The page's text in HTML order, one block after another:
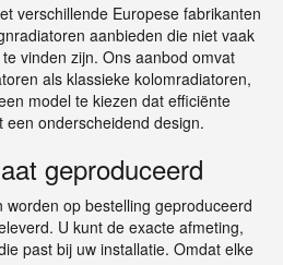
verschillende Europese fabrikanten
aanbieden die niet vaak
vinden zijn. Ons aanbod omvat
als klassieke kolomradiatoren,
model te kiezen dat efficiënte
onderscheidend design.
geproduceerd
op bestelling geproduceerd
U kunt de exacte afmeting,
past bij uw installatie. Omdat elke